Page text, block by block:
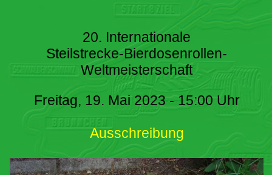
20. Internationale
Steilstrecke-Bierdosenrollen-
Weltmeisterschaft
Freitag, 19. Mai 2023 - 15:00 Uhr
Ausschreibung